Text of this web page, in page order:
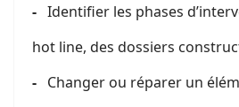
- Identifier les phases
hot line, des dossiers
- Changer ou réparer un